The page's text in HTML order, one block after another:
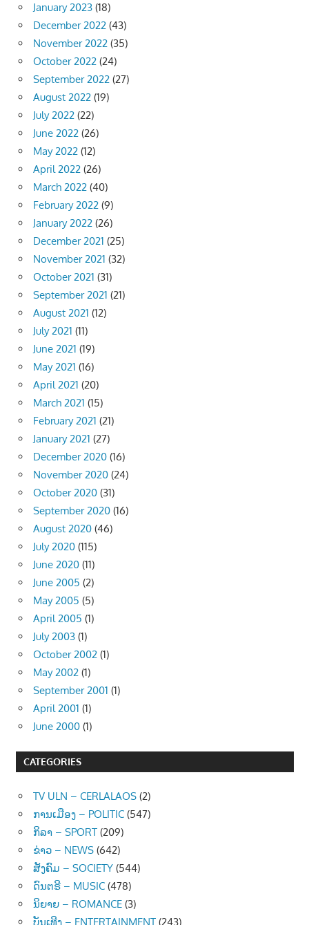
January 2023 (18)
December 2022 (43)
November 2022 (35)
October 2022 (24)
September 2022 (27)
August 2022 (19)
July 2022 (22)
June 2022 (26)
May 2022 (12)
April 2022 (26)
March 2022 (40)
February 2022 (9)
January 2022 (26)
December 2021 (25)
November 2021 (32)
October 2021 (31)
September 2021 (21)
August 2021 (12)
July 2021 (11)
June 2021 (19)
May 2021 (16)
April 2021 (20)
March 2021 (15)
February 2021 (21)
January 2021 (27)
December 2020 (16)
November 2020 (24)
October 2020 (31)
September 2020 (16)
August 2020 (46)
July 2020 (115)
June 2020 (11)
June 2005 (2)
May 2005 (5)
April 2005 (1)
July 2003 (1)
October 2002 (1)
May 2002 (1)
September 2001 (1)
April 2001 (1)
June 2000 (1)
CATEGORIES
TV ULN – CERLALAOS (2)
ການເມືອງ – POLITIC (547)
ກິລາ – SPORT (209)
ຂ່າວ – NEWS (642)
ສັງຄົມ – SOCIETY (544)
ດົນຕຣີ – MUSIC (478)
ນິຍາຍ – ROMANCE (3)
ບັນເທີງ – ENTERTAINMENT (243)